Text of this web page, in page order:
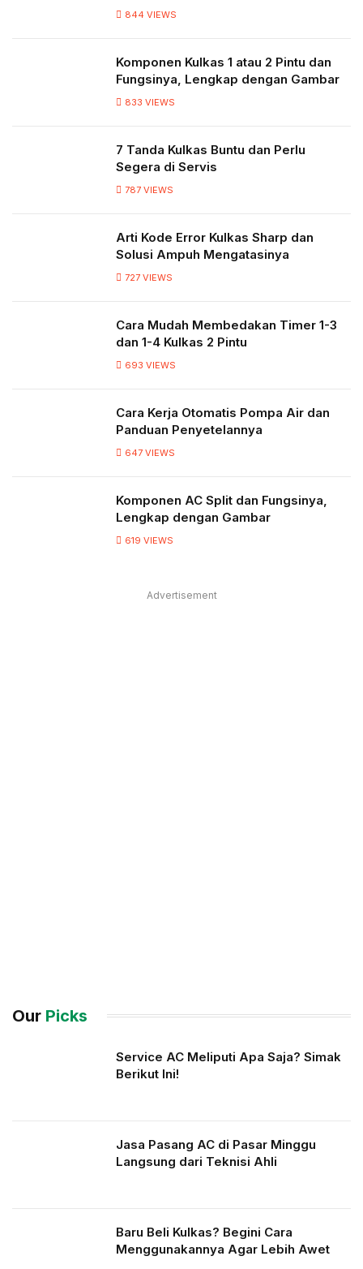
844 VIEWS
Komponen Kulkas 1 atau 2 Pintu dan
Fungsinya, Lengkap dengan Gambar
833 VIEWS
7 Tanda Kulkas Buntu dan Perlu
Segera di Servis
787 VIEWS
Arti Kode Error Kulkas Sharp dan
Solusi Ampuh Mengatasinya
727 VIEWS
Cara Mudah Membedakan Timer 1-3
dan 1-4 Kulkas 2 Pintu
693 VIEWS
Cara Kerja Otomatis Pompa Air dan
Panduan Penyetelannya
647 VIEWS
Komponen AC Split dan Fungsinya,
Lengkap dengan Gambar
619 VIEWS
Advertisement
Our Picks
Service AC Meliputi Apa Saja? Simak
Berikut Ini!
Jasa Pasang AC di Pasar Minggu
Langsung dari Teknisi Ahli
Baru Beli Kulkas? Begini Cara
Menggunakannya Agar Lebih Awet